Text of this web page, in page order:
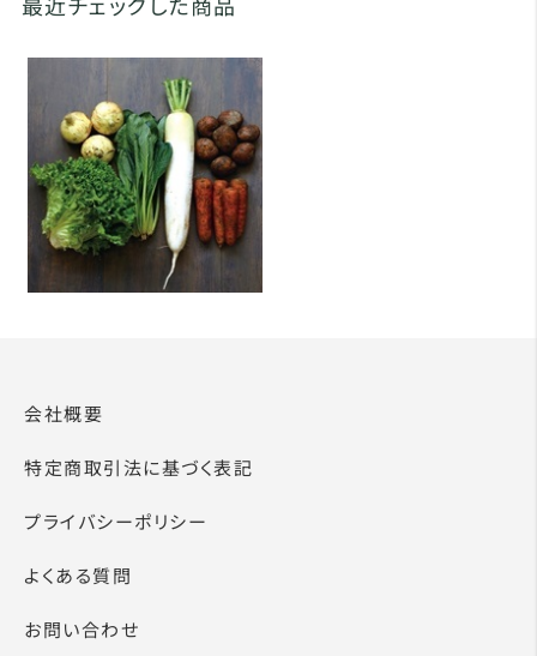
会社概要
特定商取引法に基づく表記
プライバシーポリシー
よくある質問
お問い合わせ